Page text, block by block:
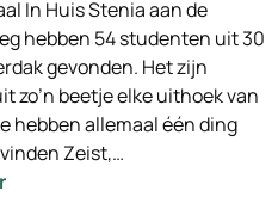
In Huis Stenia aan de
hebben 54 studenten uit 30
gevonden. Het zijn
zo’n beetje elke uithoek van
hebben allemaal één ding
Zeist,…
: